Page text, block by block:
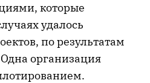
которые
удалось
по результатам
организация